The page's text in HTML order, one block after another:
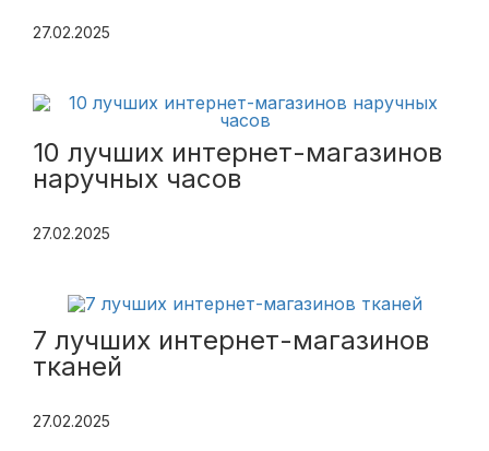
27.02.2025
10 лучших интернет-магазинов
наручных часов
27.02.2025
7 лучших интернет-магазинов
тканей
27.02.2025